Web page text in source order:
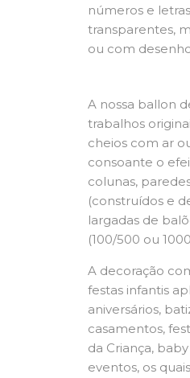
números e
transparentes,
ou com
A nossa ballon
trabalhos
cheios com ar
consoante o
colunas,
(construídos e
largadas de
(100/500 ou
A decoração
festas infantis
aniversários,
casamentos,
da Criança,
eventos, os